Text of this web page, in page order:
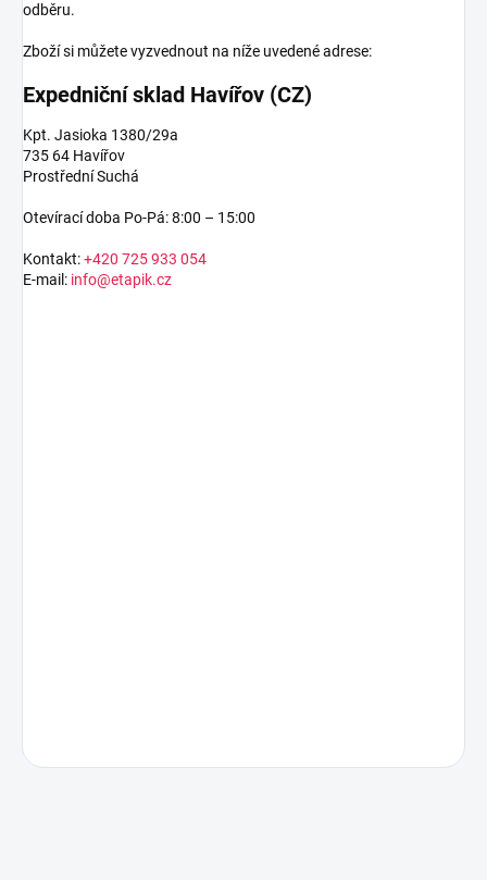
odběru.
Zboží si můžete vyzvednout na níže uvedené adrese:
Expedniční sklad Havířov (CZ)
Kpt. Jasioka 1380/29a
735 64 Havířov
Prostřední Suchá
Otevírací doba Po-Pá: 8:00 – 15:00
Kontakt:+420 725 933 054
E-mail: info@etapik.cz